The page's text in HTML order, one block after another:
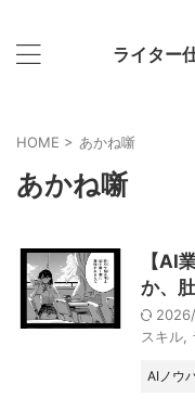
ライター
HOME > あかね噺
あかね噺
【AI
か、
スキル
AIノウ